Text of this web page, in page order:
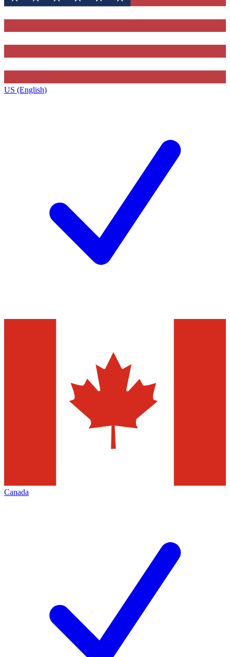
US (English)
Canada